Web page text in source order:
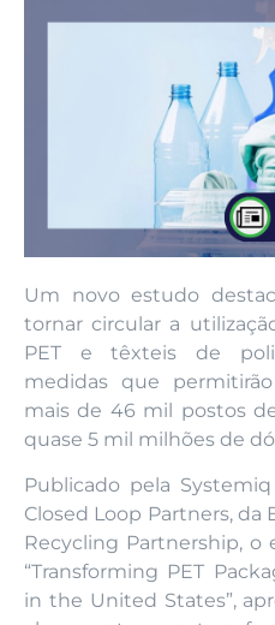
Um novo estudo
tornar circular a
PET e têxteis de
medidas que
mais de 46 mil postos
quase 5 mil milhões de
Publicado pela
Closed Loop Partners, da
Recycling Partnership,
“Transforming PET
in the United States”,